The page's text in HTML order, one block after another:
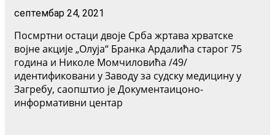
септембар 24, 2021
Посмртни остаци двоје Срба жртава хрватске
војне акције „Олуја“ Бранка Ардалића старог 75
година и Николе Момчиловића /49/
идентификовани у Заводу за судску медицину у
Загребу, саопштио је Документаицоно-
информативни центар